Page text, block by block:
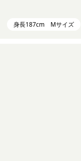
身長187cm Mサイズ